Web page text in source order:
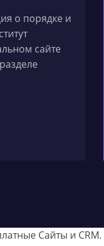
о порядке и
сайте
Сайты и CRM.